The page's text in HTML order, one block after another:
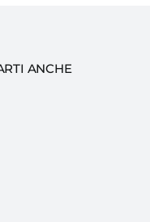
ANCHE